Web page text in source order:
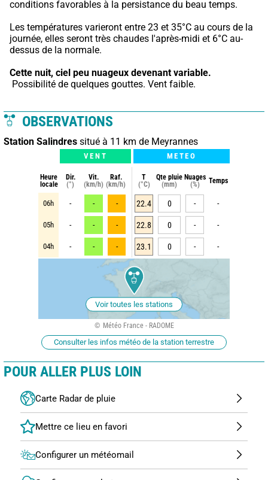
conditions favorables à la persistance du beau temps.
Les températures varieront entre 23 et 35°C au cours de la
journée, elles seront très chaudes l'après-midi et 6°C au-
dessus de la normale.
Cette nuit, ciel peu nuageux devenant variable.
Possibilité de quelques gouttes. Vent faible.
OBSERVATIONS
Station Salindres situé à 11 km de Meyrannes
VENT METEO
Heure
locale
Dir.
(°)
Vit.
(km/h)
Raf.
(km/h)
T
(°C)
Qte pluie
(mm)
Nuages
(%)
Temps
06h - - - 22.4 0 - -
05h - - - 22.8 0 - -
04h - - - 23.1 0 - -
Voir toutes les stations
Météo France - RADOME
Consulter les infos météo de la station terrestre
POUR ALLER PLUS LOIN
Carte Radar de pluie
Configurer un météomail